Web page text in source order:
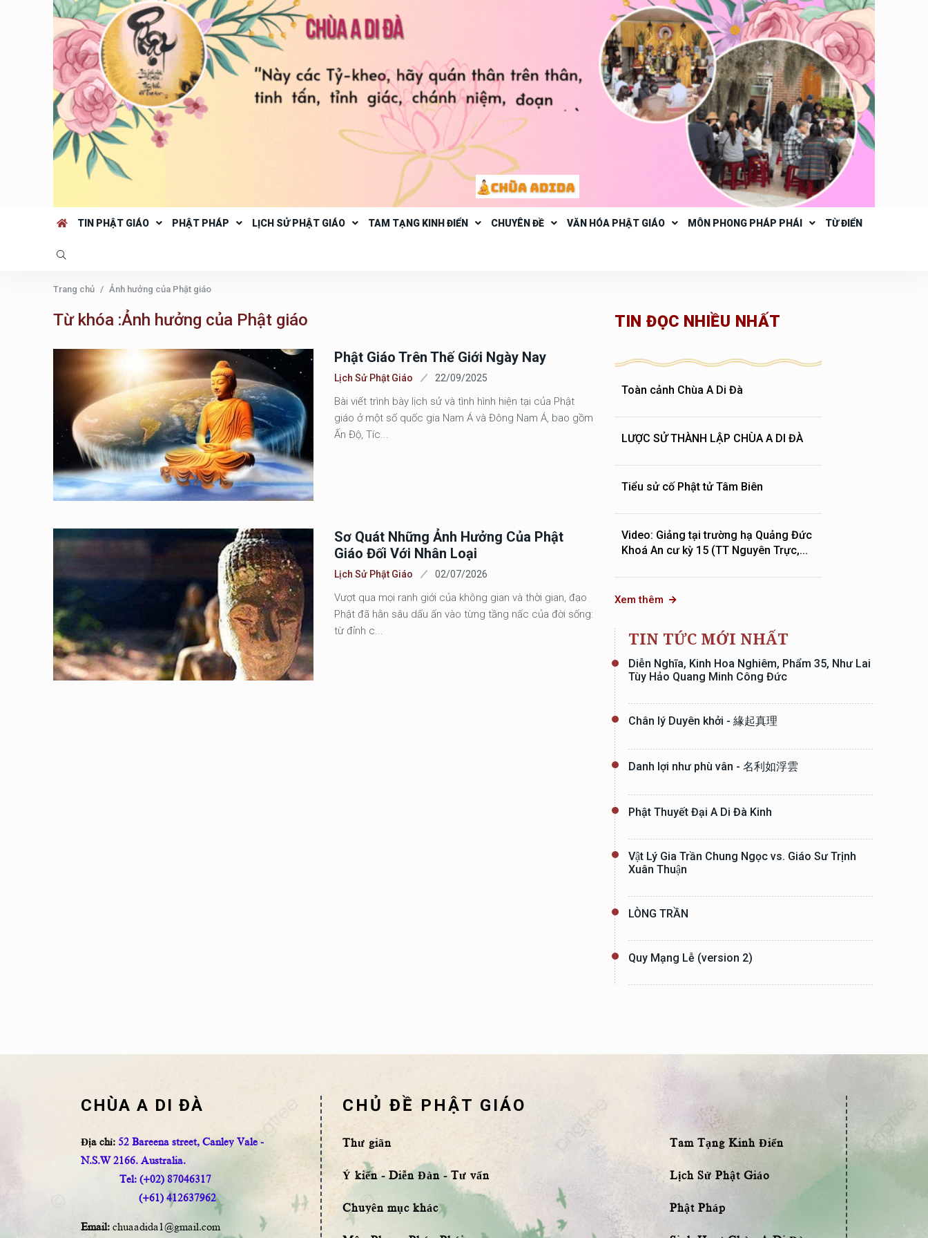
TIN PHẬT GIÁO PHẬT PHÁP LỊCH SỬ PHẬT GIÁO TAM TẠNG KINH ĐIỂN CHUYÊN ĐỀ VĂN HÓA PHẬT GIÁO MÔN PHONG PHÁP PHÁI TỪ ĐIỂN
Trang chủ Ảnh hưởng của Phật giáo
Từ khóa :Ảnh hưởng của Phật giáo
Phật Giáo Trên Thế Giới Ngày Nay
Lịch Sử Phật Giáo 22/09/2025
Bài viết trình bày lịch sử và tình hình hiện tại của Phật
giáo ở một số quốc gia Nam Á và Đông Nam Á, bao gồm
Ấn Độ, Tíc...
Sơ Quát Những Ảnh Hưởng Của Phật
Giáo Đối Với Nhân Loại
Lịch Sử Phật Giáo 02/07/2026
Vượt qua mọi ranh giới của không gian và thời gian, đạo
Phật đã hằn sâu dấu ấn vào từng tầng nấc của đời sống:
từ đỉnh c...
TIN ĐỌC NHIỀU NHẤT
Toàn cảnh Chùa A Di Đà
LƯỢC SỬ THÀNH LẬP CHÙA A DI ĐÀ
Tiểu sử cố Phật tử Tâm Biên
Video: Giảng tại trường hạ Quảng Đức
Khoá An cư kỳ 15 (TT Nguyên Trực,...
Xem thêm
TIN TỨC MỚI NHẤT
Diễn Nghĩa, Kinh Hoa Nghiêm, Phẩm 35, Như Lai
Tùy Hảo Quang Minh Công Đức
Chân lý Duyên khởi - 緣起真理
Danh lợi như phù vân - 名利如浮雲
Phật Thuyết Đại A Di Đà Kinh
Vật Lý Gia Trần Chung Ngọc vs. Giáo Sư Trịnh
Xuân Thuận
LÒNG TRẦN
Quy Mạng Lễ (version 2)
CHÙA A DI ĐÀ
Địa chỉ: 52 Bareena street, Canley Vale -
N.S.W 2166. Australia.
Tel: (+02) 87046317
(+61) 412637962
Email: chuaadida1@gmail.com
CHỦ ĐỀ PHẬT GIÁO
Thư giãn
Ý kiến - Diễn Đàn - Tư vấn
Chuyên mục khác
Tam Tạng Kinh Điển
Lịch Sử Phật Giáo
Phật Pháp